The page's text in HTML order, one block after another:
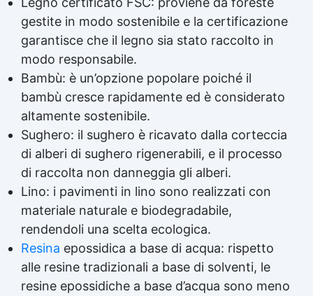
gestite in modo sostenibile e la certificazione
garantisce che il legno sia stato raccolto in
modo responsabile.
Bambù: è un’opzione popolare poiché il
bambù cresce rapidamente ed è considerato
altamente sostenibile.
Sughero: il sughero è ricavato dalla corteccia
di alberi di sughero rigenerabili, e il processo
di raccolta non danneggia gli alberi.
Lino: i pavimenti in lino sono realizzati con
materiale naturale e biodegradabile,
rendendoli una scelta ecologica.
Resina epossidica a base di acqua: rispetto
alle resine tradizionali a base di solventi, le
resine epossidiche a base d’acqua sono meno